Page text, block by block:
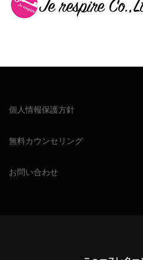
個人情報保護方針
無料カウンセリング
お問い合わせ